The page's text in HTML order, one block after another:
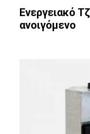
Ενεργειακό
ανοιγόμενο